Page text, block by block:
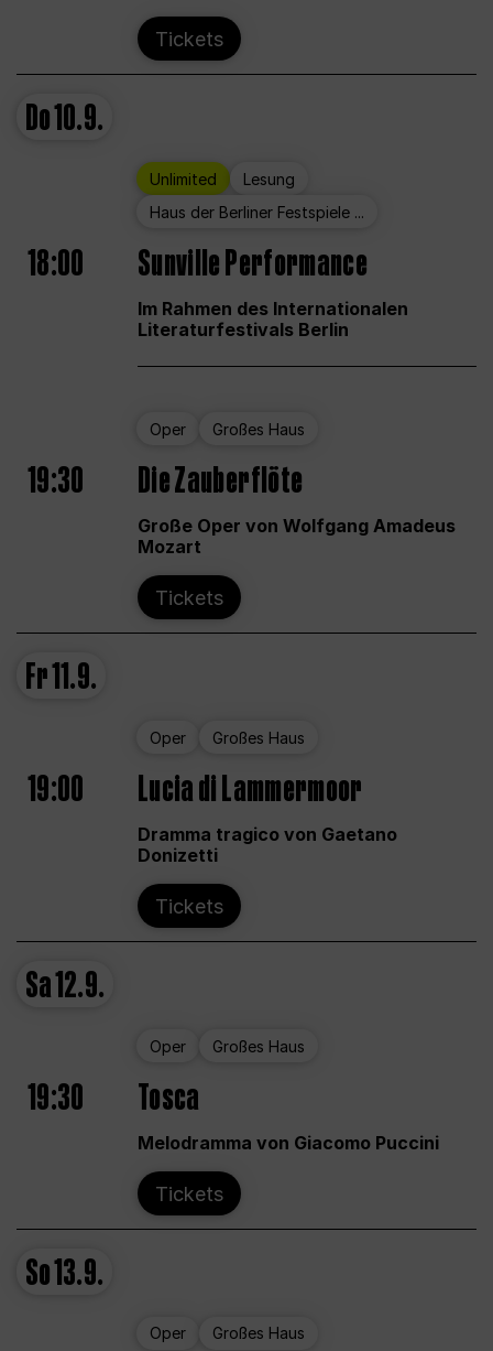
Tickets
Do10.9.
Unlimited
Lesung
Haus der Berliner Festspiele ...
18:00 Sunville Performance
Im Rahmen des Internationalen
Literaturfestivals Berlin
Oper Großes Haus
19:30 Die Zauberflöte
Große Oper von Wolfgang Amadeus
Mozart
Tickets
Fr11.9.
Oper Großes Haus
19:00 Lucia di Lammermoor
Dramma tragico von Gaetano
Donizetti
Tickets
Sa12.9.
Oper Großes Haus
19:30 Tosca
Melodramma von Giacomo Puccini
Tickets
So13.9.
Oper Großes Haus